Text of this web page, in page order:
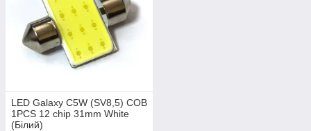
LED Galaxy C5W (SV8,5) COB
1PCS 12 chip 31mm White
(Білий)